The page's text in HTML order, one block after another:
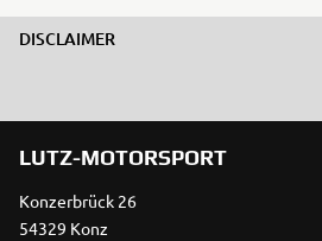
DISCLAIMER
LUTZ-MOTORSPORT
Konzerbrück 26
54329 Konz